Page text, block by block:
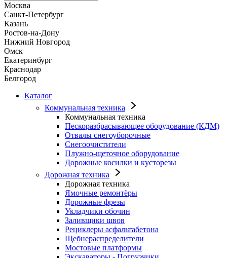
Москва
Санкт-Петербург
Казань
Ростов-на-Дону
Нижний Новгород
Омск
Екатеринбург
Краснодар
Белгород
Каталог
Коммунальная техника
Коммунальная техника
Пескоразбрасывающее оборудование (КДМ)
Отвалы снегоуборочные
Снегоочистители
Плужно-щеточное оборудование
Дорожные косилки и кусторезы
Дорожная техника
Дорожная техника
Ямочные ремонтёры
Дорожные фрезы
Укладчики обочин
Заливщики швов
Рециклеры асфальтабетона
Щебнераспределители
Мостовые платформы